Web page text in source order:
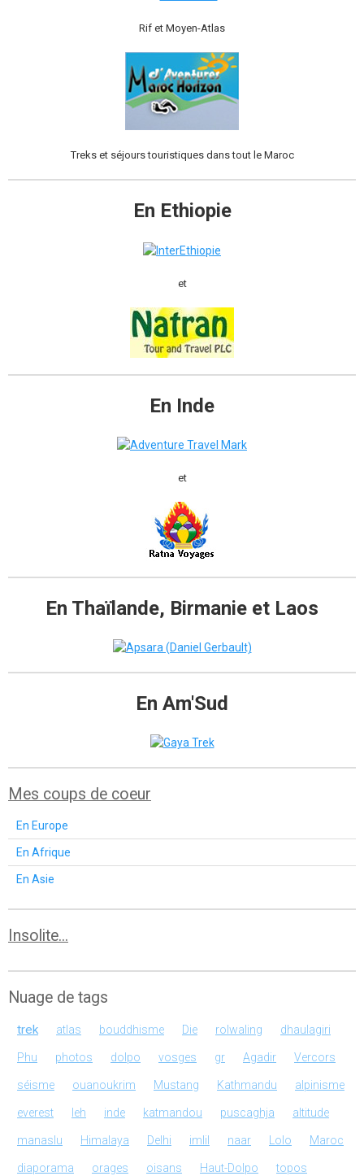
Rif et Moyen-Atlas
Treks et séjours touristiques dans tout le Maroc
En Ethiopie
et
En Inde
et
En Thaïlande, Birmanie et Laos
En Am'Sud
Mes coups de coeur
En Europe
En Afrique
En Asie
Insolite...
Nuage de tags
trek atlas bouddhisme Die rolwaling dhaulagiri
Phu photos dolpo vosges gr Agadir Vercors
séisme ouanoukrim Mustang Kathmandu alpinisme
everest leh inde katmandou puscaghja altitude
manaslu Himalaya Delhi imlil naar Lolo Maroc
diaporama orages oisans Haut-Dolpo topos